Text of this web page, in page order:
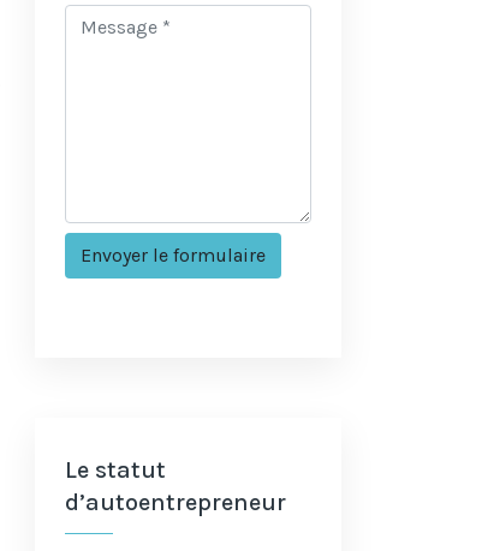
Le statut
d’autoentrepreneur